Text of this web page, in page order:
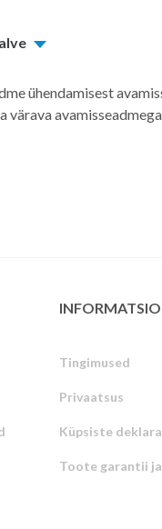
ühendamisest
Tingimused
Privaatsus
Küpsiste
Toote garantii